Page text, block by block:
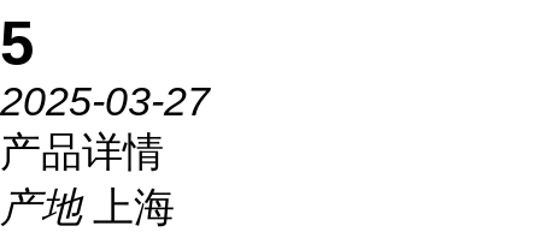
5
2025-03-27
产品详情
产地
上海